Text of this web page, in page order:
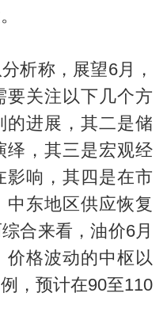
析称，展望6月，
要关注以下几个方
的进展，其二是储
绎，其三是宏观经
影响，其四是在市
东地区供应恢复
合来看，油价6月
价格波动的中枢以
，预计在90至110